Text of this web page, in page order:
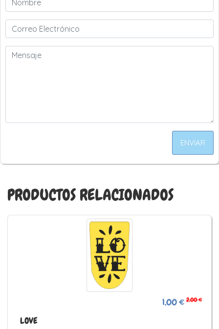
ENVIAR
PRODUCTOS RELACIONADOS
1,00 € 2,00 €
LOVE